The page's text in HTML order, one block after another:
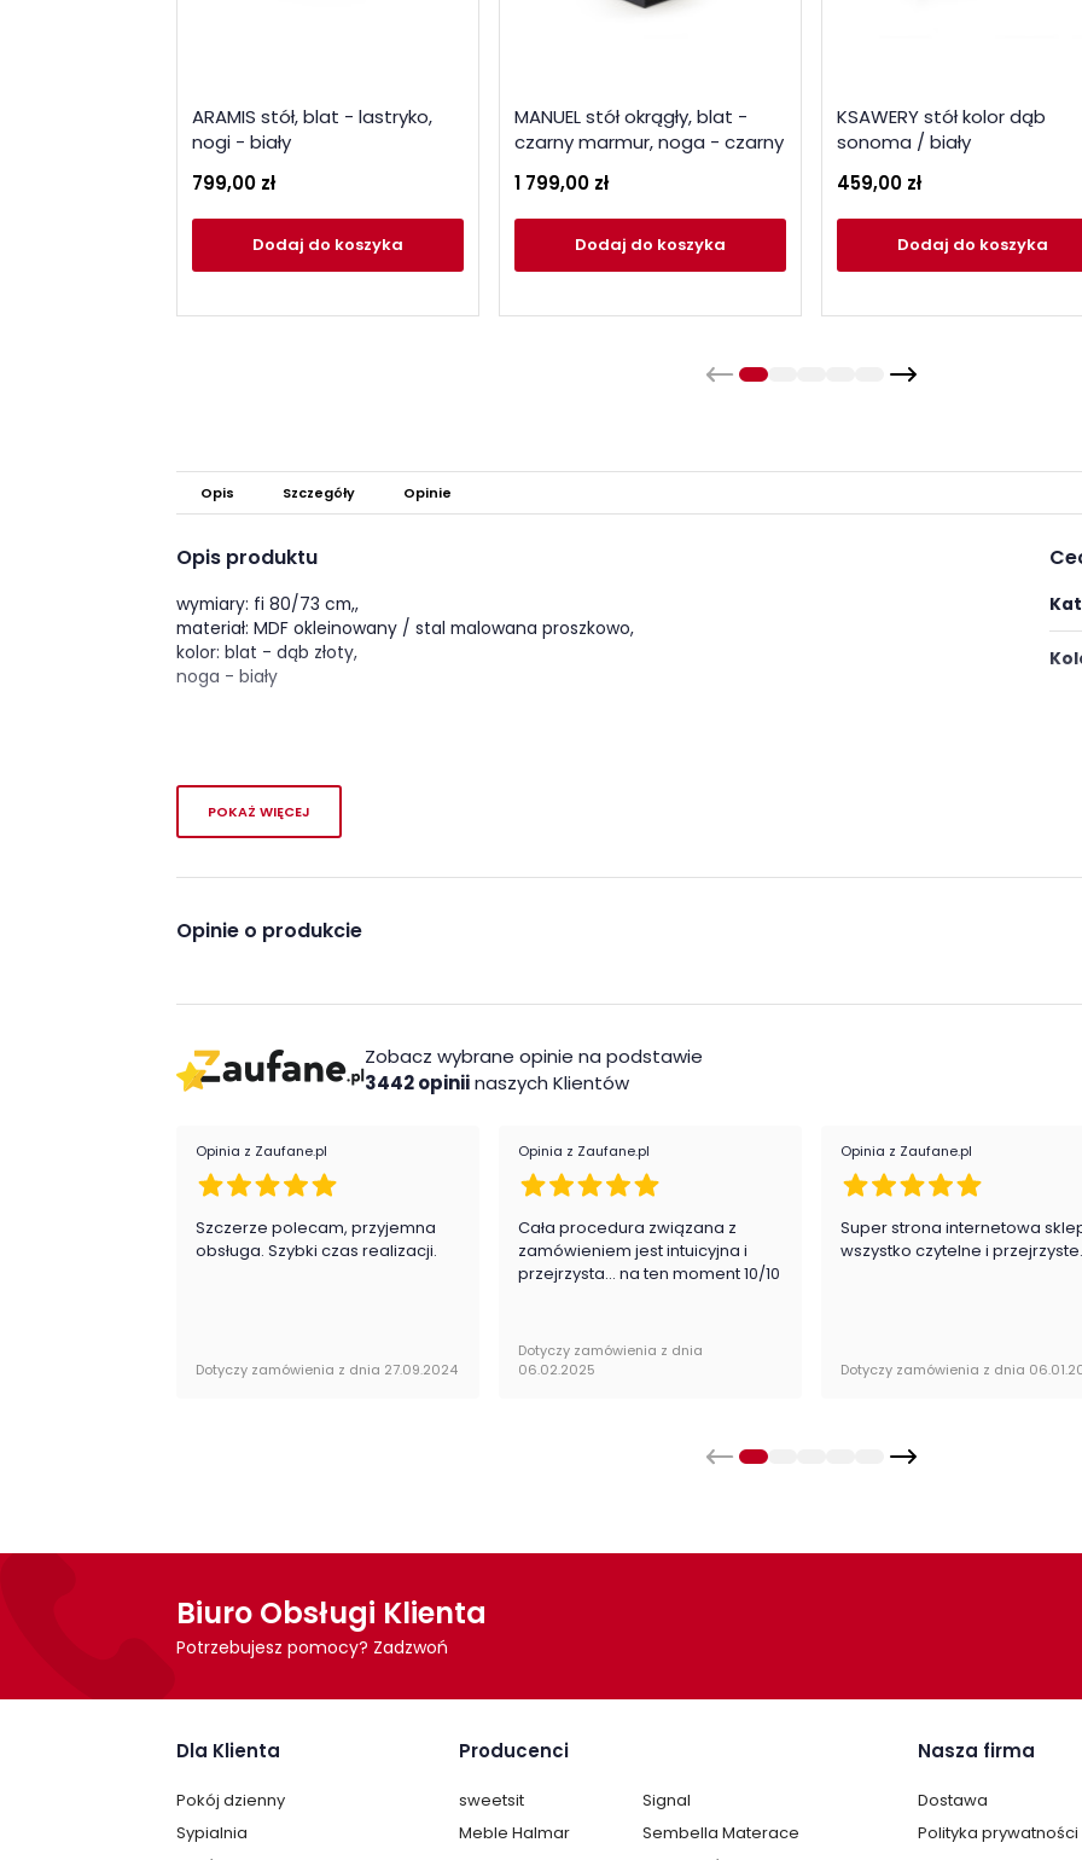
ARAMIS stół, blat - lastryko,
nogi - biały
799,00 zł
Dodaj do koszyka
MANUEL stół okrągły, blat -
czarny marmur, noga - czarny
1 799,00 zł
Dodaj do koszyka
KSAWERY stół kolor dąb
sonoma / biały
459,00 zł
Dodaj do koszyka
Opis Szczegóły Opinie
Opis produktu
wymiary: fi 80/73 cm,,
materiał: MDF okleinowany / stal malowana proszkowo,
kolor: blat - dąb złoty,
noga - biały
POKAŻ WIĘCEJ
Opinie o produkcie
Zobacz wybrane opinie na podstawie
3442 opiniinaszych Klientów
Opinia z Zaufane.pl
Szczerze polecam, przyjemna
obsługa. Szybki czas realizacji.
Dotyczy zamówienia z dnia 27.09.2024
Opinia z Zaufane.pl
Cała procedura związana z
zamówieniem jest intuicyjna i
przejrzysta... na ten moment 10/10
Dotyczy zamówienia z dnia
06.02.2025
Opinia z Zaufane.pl
Super strona internetowa
wszystko czytelne i przejrzyste.
Dotyczy zamówienia z dnia
Biuro Obsługi Klienta
Potrzebujesz pomocy? Zadzwoń
Dla Klienta
Pokój dzienny
Sypialnia
Producenci
sweetsit
Signal
Meble Halmar
Sembella Materace
Nasza firma
Dostawa
Polityka prywatności